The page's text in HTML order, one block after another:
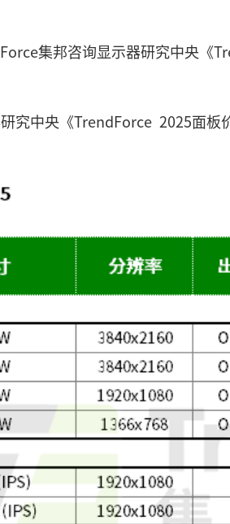
集邦咨询显示器研究中央
究中央《TrendForce 2025面